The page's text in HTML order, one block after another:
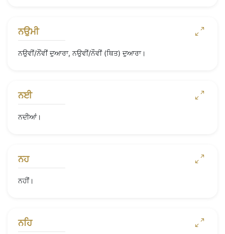
ਨਉਮੀ
ਨਉਵੀਂ/ਨੌਂਵੀਂ ਦੁਆਰਾ, ਨਉਵੀਂ/ਨੌਵੀਂ (ਥਿਤ) ਦੁਆਰਾ।
ਨਈ
ਨਦੀਆਂ।
ਨਹ
ਨਹੀਂ।
ਨਹਿ